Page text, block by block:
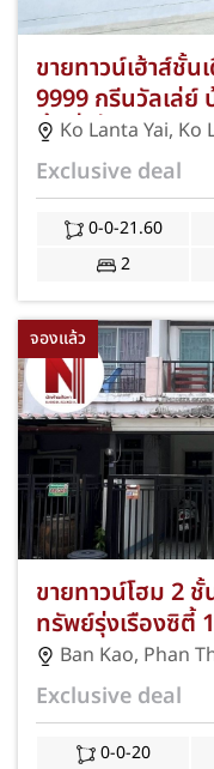
ขายทาวน์เฮ้าส์ชั้น
9999 กรีนวัลเล่ย์
พื้นที่เริ่มต้น
ที่จอดรถ 1 คัน ทำ
เมืองชลบุรี ใกล้แ
ส่วนกลางถูก JS-146
Ko Lanta Yai, Ko
Exclusive deal
0-0-21.60
2
จองแล้ว
ขายทาวน์โฮม 2
ทรัพย์รุ่งเรืองซิตี้
20.00 ตร.ว. 3 ห้
คัน ทำเลดีตำบลบ้
และตลาดวัดศรี
โมชั่นฟรีค่าธรรม
Ban Kao, Phan
Exclusive deal
0-0-20